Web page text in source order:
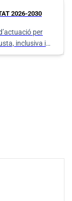
2026-2030
per
inclusiva i